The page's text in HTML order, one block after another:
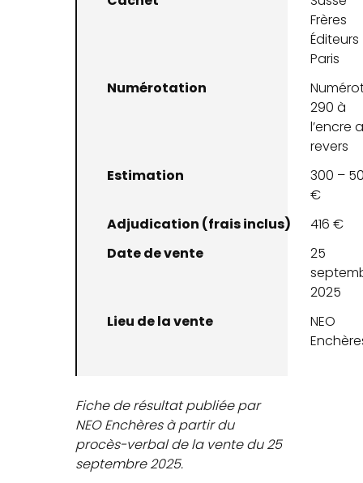
Frères
Éditeurs
Paris
Numérotation
290 à
l’encre
revers
Estimation
300 –
€
Adjudication (frais inclus)
416 €
Date de vente
25
2025
Lieu de la vente
NEO
Fiche de résultat publiée par
NEO Enchères à partir du
procès-verbal de la vente du 25
septembre 2025.